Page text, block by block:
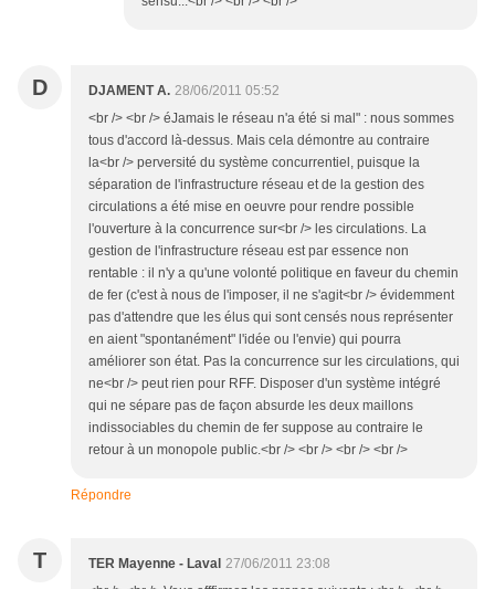
D DJAMENT A. 28/06/2011 05:52
<br /> <br /> éJamais le réseau n'a été si mal" : nous sommes
tous d'accord là-dessus. Mais cela démontre au contraire
la<br /> perversité du système concurrentiel, puisque la
séparation de l'infrastructure réseau et de la gestion des
circulations a été mise en oeuvre pour rendre possible
l'ouverture à la concurrence sur<br /> les circulations. La
gestion de l'infrastructure réseau est par essence non
rentable : il n'y a qu'une volonté politique en faveur du chemin
de fer (c'est à nous de l'imposer, il ne s'agit<br /> évidemment
pas d'attendre que les élus qui sont censés nous représenter
en aient "spontanément" l'idée ou l'envie) qui pourra
améliorer son état. Pas la concurrence sur les circulations, qui
ne<br /> peut rien pour RFF. Disposer d'un système intégré
qui ne sépare pas de façon absurde les deux maillons
indissociables du chemin de fer suppose au contraire le
retour à un monopole public.<br /> <br /> <br /> <br />
Répondre
T TER Mayenne - Laval 27/06/2011 23:08